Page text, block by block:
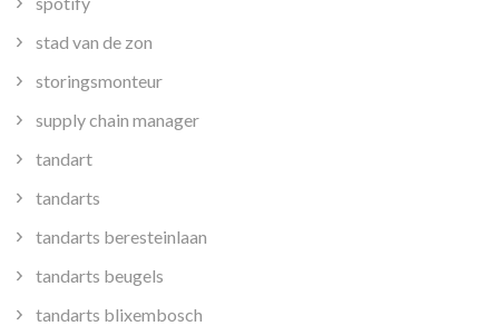
stad van de zon
storingsmonteur
supply chain manager
tandart
tandarts
tandarts beresteinlaan
tandarts beugels
tandarts blixembosch